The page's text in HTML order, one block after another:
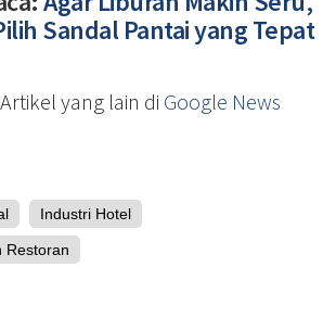
Sandal Pantai yang Tepat
yang lain di Google News
Industri Hotel
Restoran